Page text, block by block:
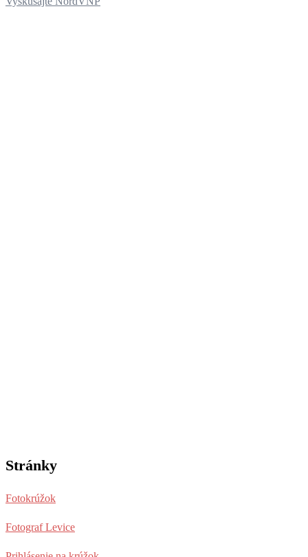
Stránky
Fotokrúžok
Fotograf Levice